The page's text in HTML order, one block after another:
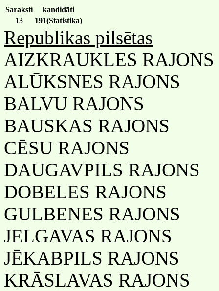
Saraksti
kandidāti
13
191(Statistika)
Republikas pilsētas
AIZKRAUKLES RAJONS
ALŪKSNES RAJONS
BALVU RAJONS
BAUSKAS RAJONS
CĒSU RAJONS
DAUGAVPILS RAJONS
DOBELES RAJONS
GULBENES RAJONS
JELGAVAS RAJONS
JĒKABPILS RAJONS
KRĀSLAVAS RAJONS